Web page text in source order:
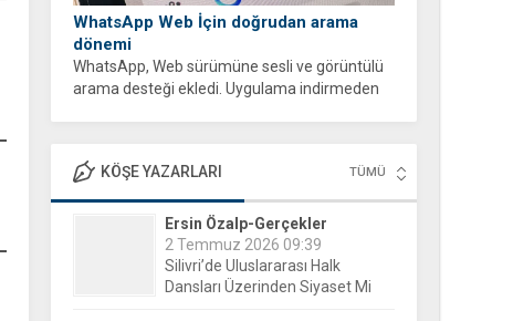
WhatsApp Web İçin doğrudan arama
dönemi
WhatsApp, Web sürümüne sesli ve görüntülü
arama desteği ekledi. Uygulama indirmeden
KÖŞE YAZARLARI TÜMÜ
Evgeni Raychev - Şiirlerim
15 Aralık 2025 16:04
Yorgun